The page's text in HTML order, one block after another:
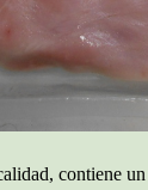
contiene